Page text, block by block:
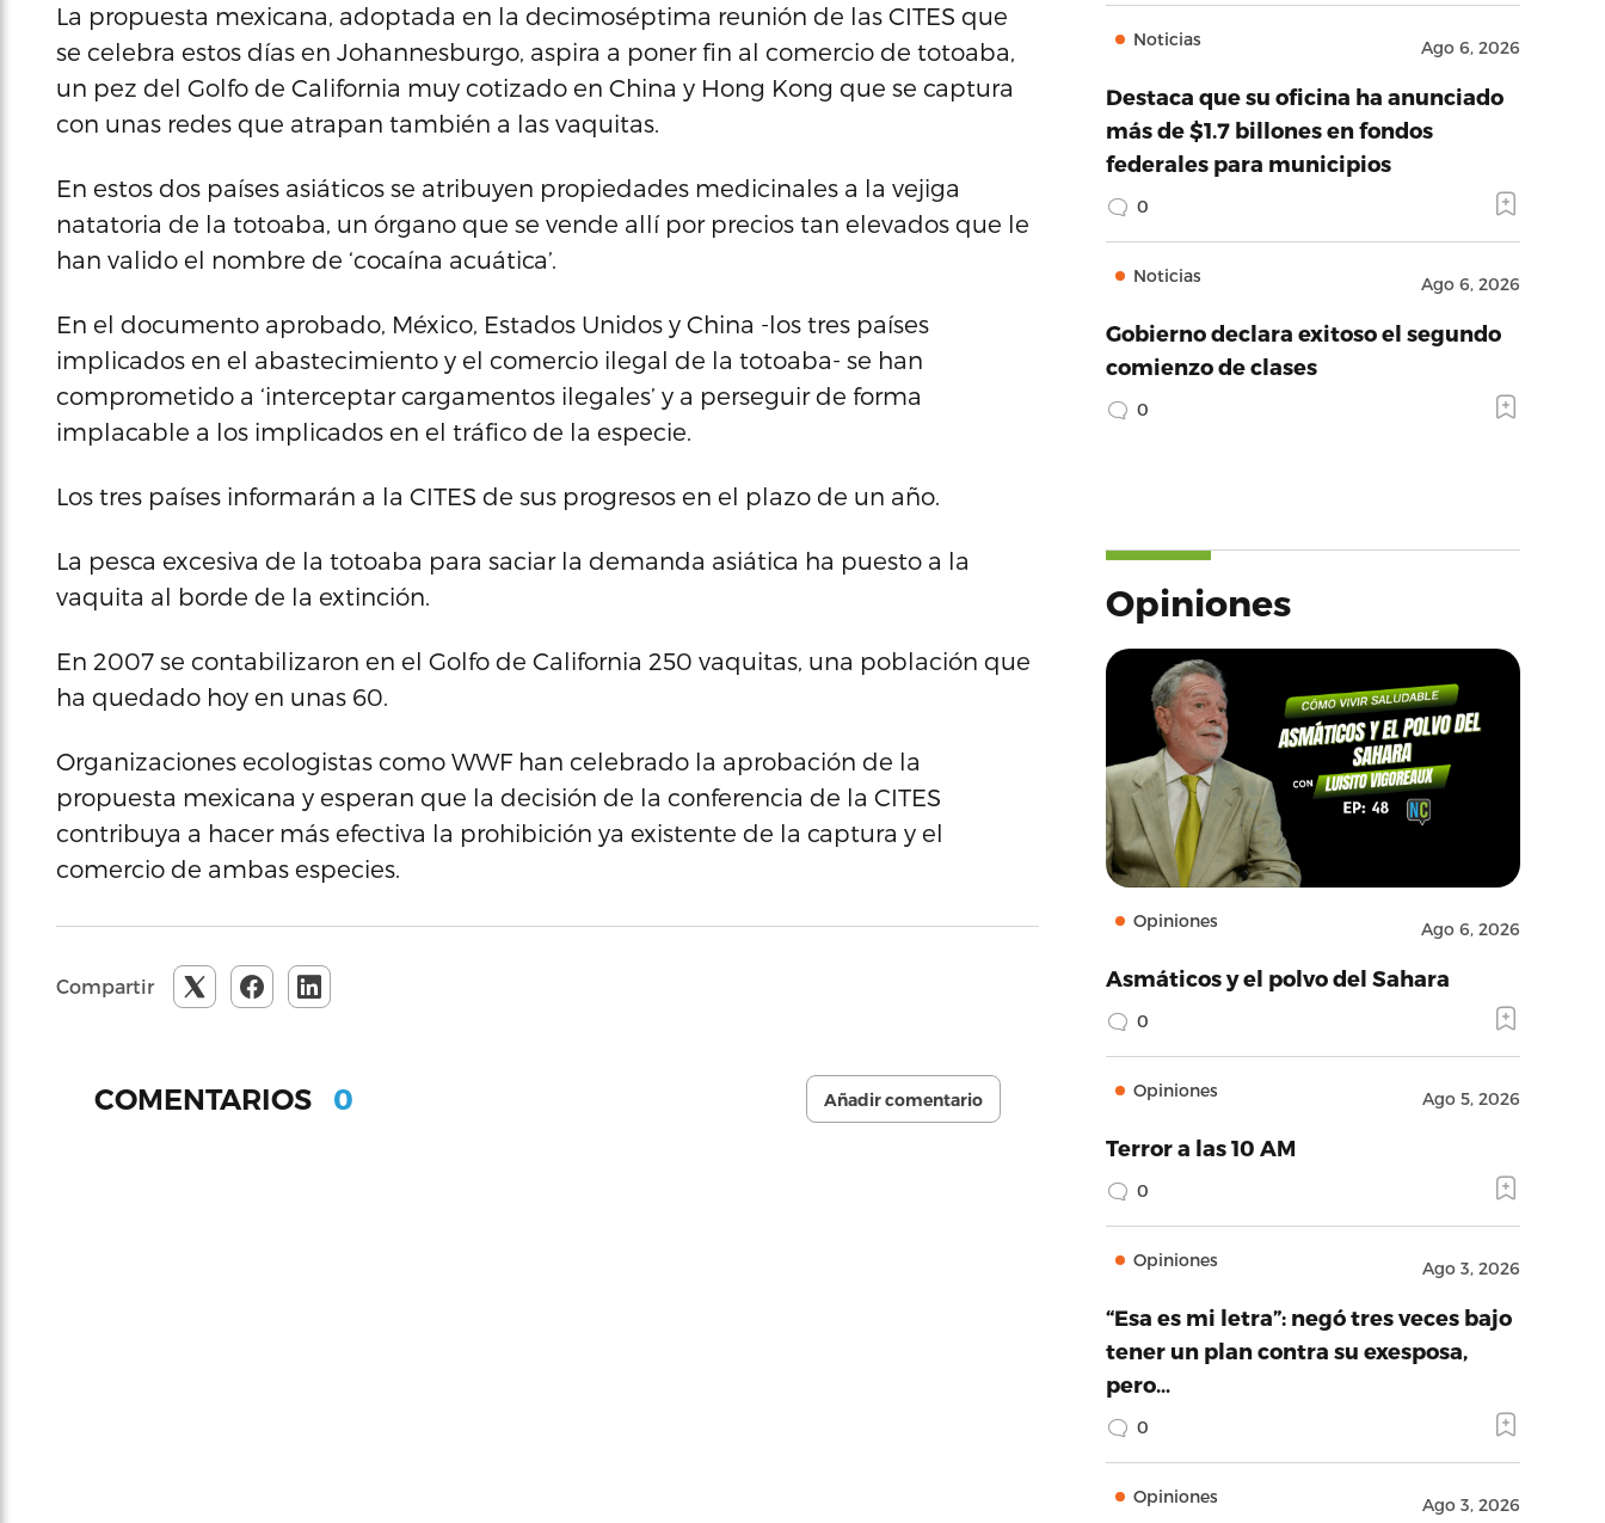
La propuesta mexicana, adoptada en la decimoséptima reunión de las CITES que
se celebra estos días en Johannesburgo, aspira a poner fin al comercio de totoaba,
un pez del Golfo de California muy cotizado en China y Hong Kong que se captura
con unas redes que atrapan también a las vaquitas.
En estos dos países asiáticos se atribuyen propiedades medicinales a la vejiga
natatoria de la totoaba, un órgano que se vende allí por precios tan elevados que le
han valido el nombre de ‘cocaína acuática’.
En el documento aprobado, México, Estados Unidos y China -los tres países
implicados en el abastecimiento y el comercio ilegal de la totoaba- se han
comprometido a ‘interceptar cargamentos ilegales’ y a perseguir de forma
implacable a los implicados en el tráfico de la especie.
Los tres países informarán a la CITES de sus progresos en el plazo de un año.
La pesca excesiva de la totoaba para saciar la demanda asiática ha puesto a la
vaquita al borde de la extinción.
En 2007 se contabilizaron en el Golfo de California 250 vaquitas, una población que
ha quedado hoy en unas 60.
Organizaciones ecologistas como WWF han celebrado la aprobación de la
propuesta mexicana y esperan que la decisión de la conferencia de la CITES
contribuya a hacer más efectiva la prohibición ya existente de la captura y el
comercio de ambas especies.
Compartir
COMENTARIOS 0 Añadir comentario
Noticias Ago 6, 2026
Destaca que su oficina ha anunciado
más de $1.7 billones en fondos
federales para municipios
0
Noticias Ago 6, 2026
Gobierno declara exitoso el segundo
comienzo de clases
0
Opiniones
Opiniones Ago 6, 2026
Asmáticos y el polvo del Sahara
0
Opiniones Ago 5, 2026
Terror a las 10 AM
0
Opiniones Ago 3, 2026
“Esa es mi letra”: negó tres veces bajo
tener un plan contra su exesposa,
pero…
0
Opiniones Ago 3, 2026